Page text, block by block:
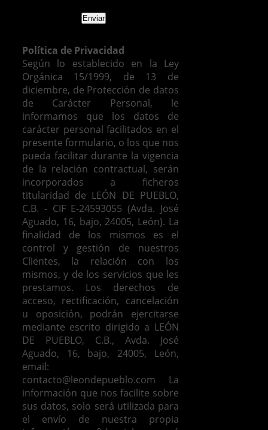
Política de Privacidad
Según lo establecido en la Ley
Orgánica 15/1999, de 13 de
diciembre, de Protección de datos
de Carácter Personal, le
informamos que los datos de
carácter personal facilitados en el
presente formulario, o los que nos
pueda facilitar durante la vigencia
de la relación contractual, serán
incorporados a ficheros
titularidad de LEÓN DE PUEBLO,
C.B. - CIF E-24593055 (Avda. José
Aguado, 16, bajo, 24005, León). La
finalidad de los mismos es el
control y gestión de nuestros
Clientes, la relación con los
mismos, y de los servicios que les
prestamos.
Los derechos de
acceso, rectificación, cancelación
u oposición, podrán ejercitarse
mediante escrito dirigido a LEÓN
DE PUEBLO, C.B., Avda. José
Aguado, 16, bajo, 24005, León,
email:
contacto@leondepueblo.com
La
información que nos facilite sobre
sus datos, solo será utilizada para
el envío de nuestra propia